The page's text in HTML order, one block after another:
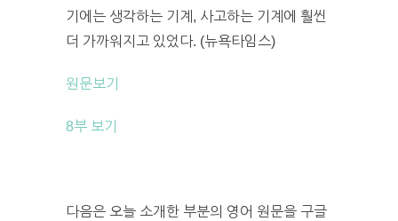
기에는 생각하는 기계, 사고하는 기계에 훨씬
더 가까워지고 있었다. (뉴욕타임스)
원문보기
8부 보기
다음은 오늘 소개한 부분의 영어 원문을 구글